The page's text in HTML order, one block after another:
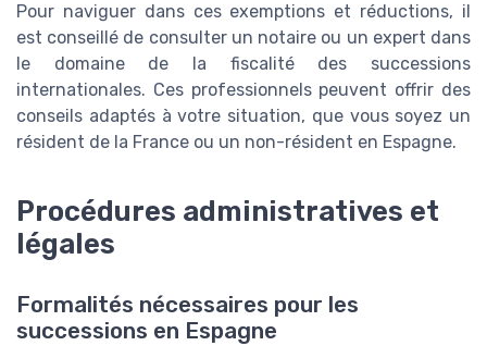
Pour naviguer dans ces exemptions et réductions, il
est conseillé de consulter un notaire ou un expert dans
le domaine de la fiscalité des successions
internationales. Ces professionnels peuvent offrir des
conseils adaptés à votre situation, que vous soyez un
résident de la France ou un non-résident en Espagne.
Procédures administratives et
légales
Formalités nécessaires pour les
successions en Espagne